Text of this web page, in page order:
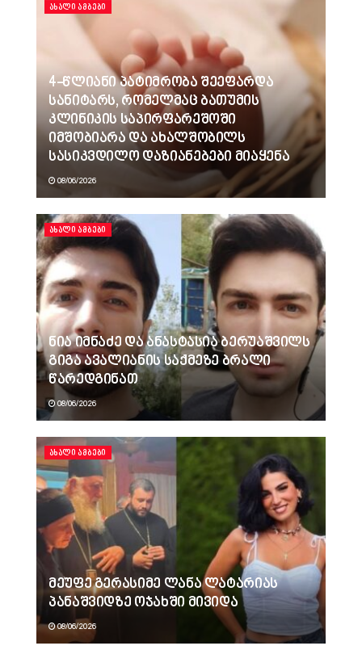
ᲐᲮᲐᲚᲘ ᲐᲛᲑᲔᲑᲘ
4-წლიანი პატიმრობა შეეფარდა
სანიტარს, რომელმაც ბათუმის
კლინიკის საპირფარეშოში
იმშობიარა და ახალშობილს
სასიკვდილო დაზიანებები მიაყენა
08/06/2026
ᲐᲮᲐᲚᲘ ᲐᲛᲑᲔᲑᲘ
ნია იმნაძე და ანასტასია ბერუაშვილს
გიგა ავალიანის საქმეზე ბრალი
წარედგინათ
08/06/2026
ᲐᲮᲐᲚᲘ ᲐᲛᲑᲔᲑᲘ
მეუფე გერასიმე ლანა ლატარიას
პანაშვიდზე ოჯახში მივიდა
08/06/2026